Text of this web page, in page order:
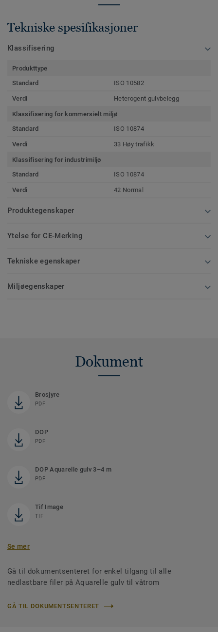
Tekniske spesifikasjoner
Klassifisering
Produkttype
Standard
ISO 10582
Verdi Heterogent gulvbelegg
Klassifisering for kommersielt miljø
Standard
ISO 10874
Verdi 33 Høy trafikk
Klassifisering for industrimiljø
Standard
ISO 10874
Verdi 42 Normal
Produktegenskaper
Ytelse for CE-Merking
Tekniske egenskaper
Miljøegenskaper
Dokument
Brosjyre
PDF
DOP
PDF
DOP Aquarelle gulv 3–4 m
PDF
Tif Image
TIF
Se mer
Gå til dokumentsenteret for enkel tilgang til alle
nedlastbare filer på Aquarelle gulv til våtrom
GÅ TIL DOKUMENTSENTERET